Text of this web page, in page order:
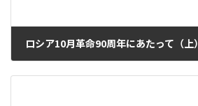
ロシア10月革命90周年にあたって（上）